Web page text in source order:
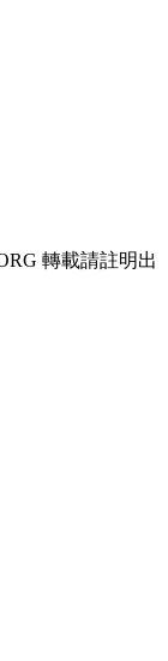
轉載請註明出